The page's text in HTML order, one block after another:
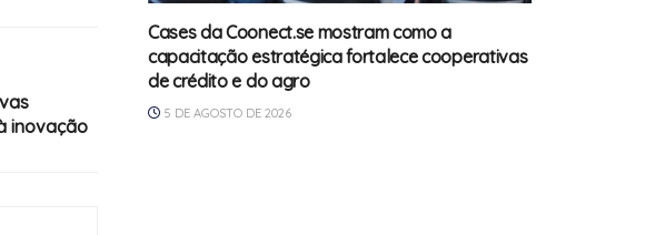
inovação
Cases da Coonect.se mostram como a
capacitação estratégica fortalece cooperativas
de crédito e do agro
5 DE AGOSTO DE 2026